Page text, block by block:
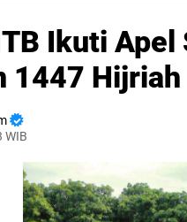
Ikuti
1447 Hijriah
WIB